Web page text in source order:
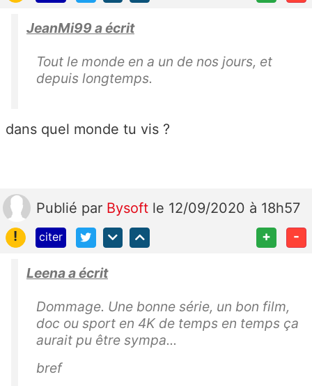
JeanMi99 a écrit
Tout le monde en a un de nos jours, et
depuis longtemps.
dans quel monde tu vis ?
Publié par Bysoft le 12/09/2020 à 18h57
!
citer + -
Leena a écrit
Dommage. Une bonne série, un bon film,
doc ou sport en 4K de temps en temps ça
aurait pu être sympa...
bref